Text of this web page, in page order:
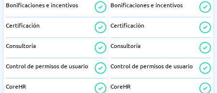
Bonificaciones e incentivos
Certificación
Consultoría
Control de permisos de usuario
CoreHR
Bonificaciones e incentivos
Certificación
Consultoría
Control de permisos de usuario
CoreHR